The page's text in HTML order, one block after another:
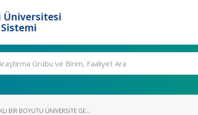
Üniversitesi
BIR BOYUTU ÜNIVERSITE GE...